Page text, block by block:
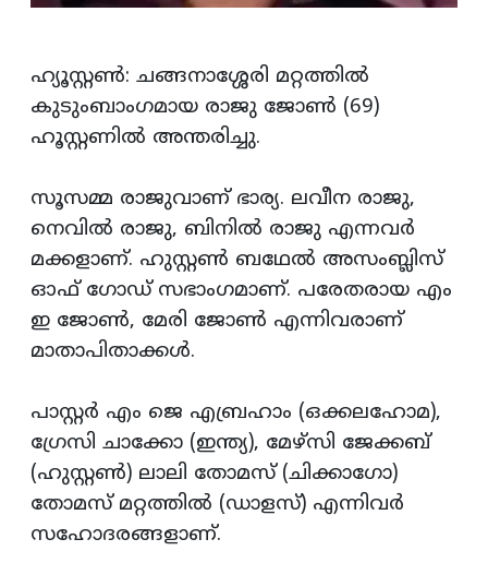
ഹ്യൂസ്റ്റൺ: ചങ്ങനാശ്ശേരി മറ്റത്തിൽ
കുടുംബാംഗമായ രാജു ജോൺ (69)
ഹൂസ്റ്റണിൽ അന്തരിച്ചു.
സൂസമ്മ രാജുവാണ് ഭാര്യ. ലവീന രാജു,
നെവിൽ രാജു, ബിനിൽ രാജു എന്നവർ
മക്കളാണ്. ഹുസ്റ്റൺ ബഥേൽ അസംബ്ലിസ്
ഓഫ് ഗോഡ് സഭാംഗമാണ്. പരേതരായ എം
ഇ ജോൺ, മേരി ജോൺ എന്നിവരാണ്
മാതാപിതാക്കൾ.
പാസ്റ്റർ എം ജെ എബ്രഹാം (ഒക്കലഹോമ),
ഗ്രേസി ചാക്കോ (ഇന്ത്യ), മേഴ്സി ജേക്കബ്
(ഹുസ്റ്റൺ) ലാലി തോമസ് (ചിക്കാഗോ)
തോമസ് മറ്റത്തിൽ (ഡാളസ്) എന്നിവർ
സഹോദരങ്ങളാണ്.